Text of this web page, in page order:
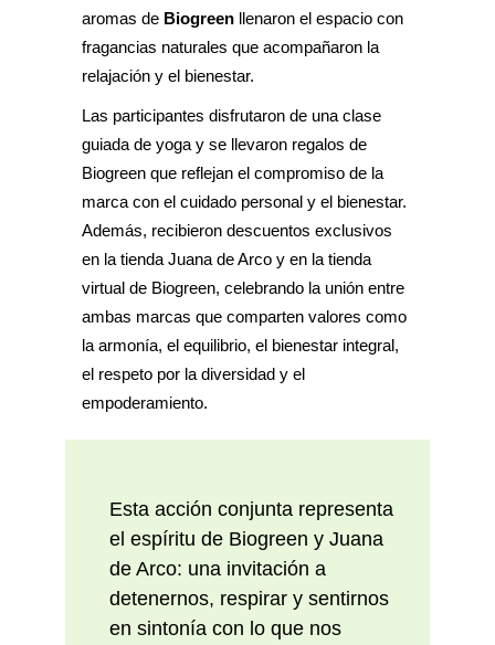
aromas de Biogreen llenaron el espacio con
fragancias naturales que acompañaron la
relajación y el bienestar.
Las participantes disfrutaron de una clase
guiada de yoga y se llevaron regalos de
Biogreen que reflejan el compromiso de la
marca con el cuidado personal y el bienestar.
Además, recibieron descuentos exclusivos
en la tienda Juana de Arco y en la tienda
virtual de Biogreen, celebrando la unión entre
ambas marcas que comparten valores como
la armonía, el equilibrio, el bienestar integral,
el respeto por la diversidad y el
empoderamiento.
Esta acción conjunta representa
el espíritu de Biogreen y Juana
de Arco: una invitación a
detenernos, respirar y sentirnos
en sintonía con lo que nos